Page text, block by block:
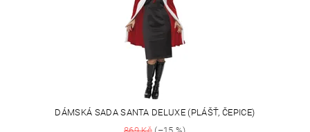
DÁMSKÁ SADA SANTA DELUXE (PLÁŠŤ, ČEPICE)